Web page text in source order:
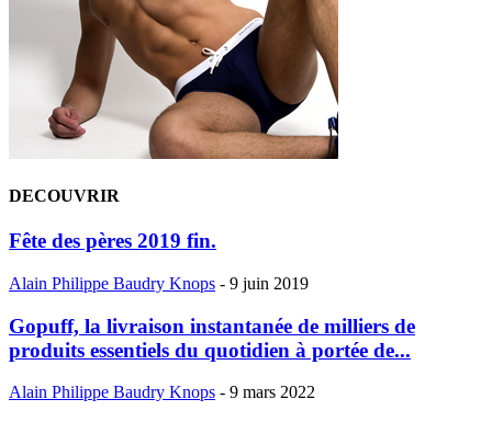
DECOUVRIR
Fête des pères 2019 fin.
Alain Philippe Baudry Knops - 9 juin 2019
Gopuff, la livraison instantanée de milliers de
produits essentiels du quotidien à portée de...
Alain Philippe Baudry Knops - 9 mars 2022